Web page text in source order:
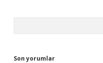
Son yorumlar